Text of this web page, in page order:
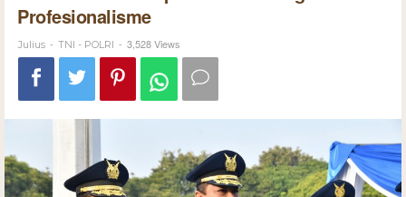
Profesionalisme
Julius - TNI - POLRI - 3,528 Views